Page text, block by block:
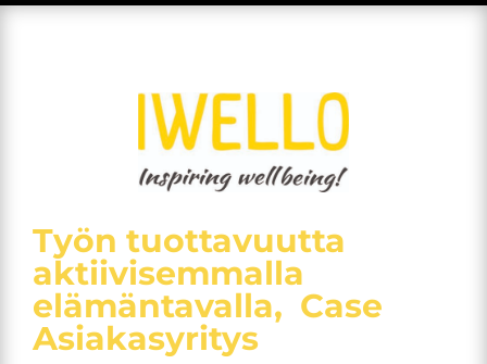
Työn tuottavuutta
aktiivisemmalla
elämäntavalla, Case
Asiakasyritys